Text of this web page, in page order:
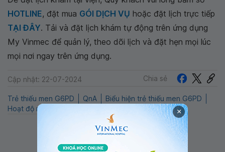
HOTLINE, đặt mua GÓI DỊCH VỤ hoặc đặt lịch trực tiếp
TẠI ĐÂY. Tải và đặt lịch khám tự động trên ứng dụng
My Vinmec để quản lý, theo dõi lịch và đặt hẹn mọi lúc
mọi nơi ngay trên ứng dụng.
Cập nhật: 22-07-2024 Chia sẻ
Trẻ thiếu men G6PD QnA
Biểu hiện trẻ thiếu men G6PD
Hoạt độ men G6PD
×